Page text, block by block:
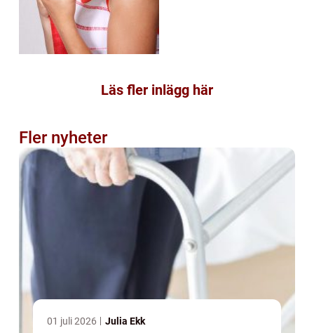
Läs fler inlägg här
Fler nyheter
01 juli 2026 Julia Ekk